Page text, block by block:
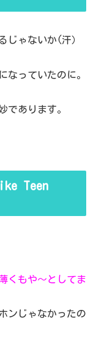
じゃないか(汗）
なっていたのに。
であります。
Teen
くもや～としてま
ンじゃなかったの